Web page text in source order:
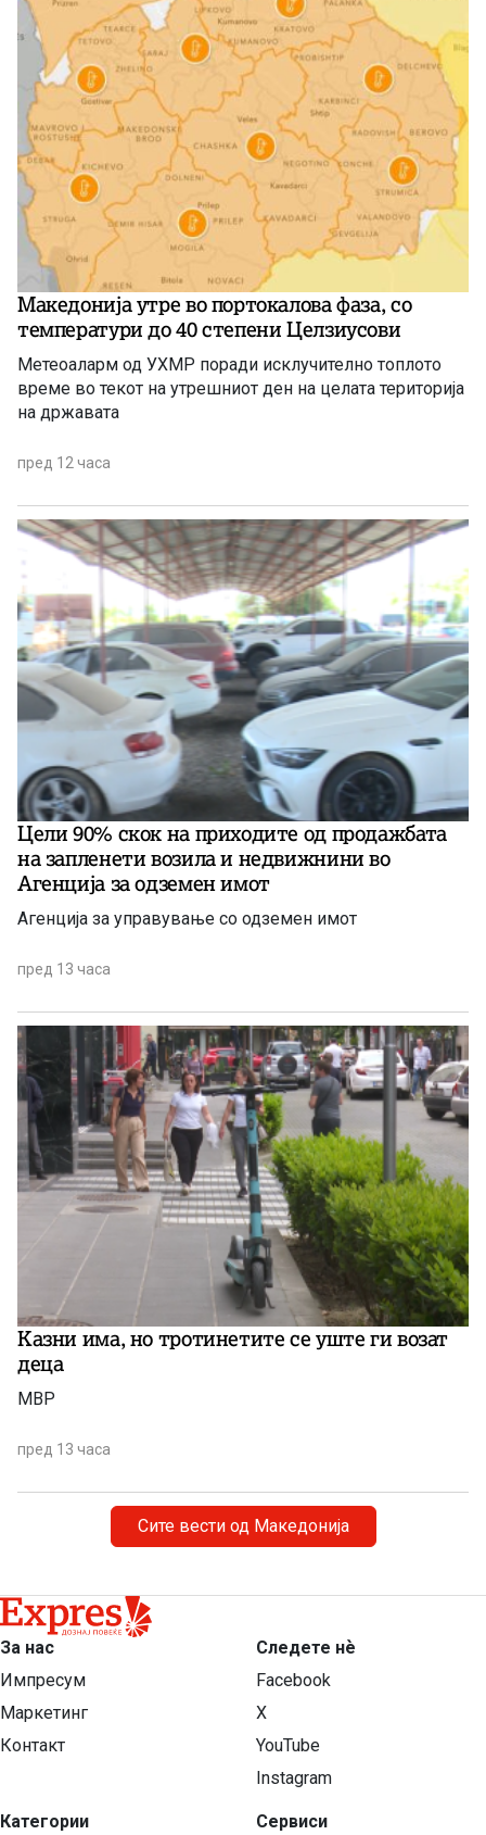
Македонија утре во портокалова фаза, со
температури до 40 степени Целзиусови
Метеоаларм од УХМР поради исклучително топлото
време во текот на утрешниот ден на целата територија
на државата
пред 12 часа
Цели 90% скок на приходите од продажбата
на запленети возила и недвижнини во
Агенција за одземен имот
Агенција за управување со одземен имот
пред 13 часа
Казни има, но тротинетите се уште ги возат
деца
МВР
пред 13 часа
Сите вести од Македонија
За нас
Импресум
Маркетинг
Контакт
Категории
Следете нѐ
Facebook
X
YouTube
Instagram
Сервиси